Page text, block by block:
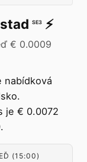
SE3 ⚡️
€ 0.0009
nabídková
je € 0.0072
(15:00)